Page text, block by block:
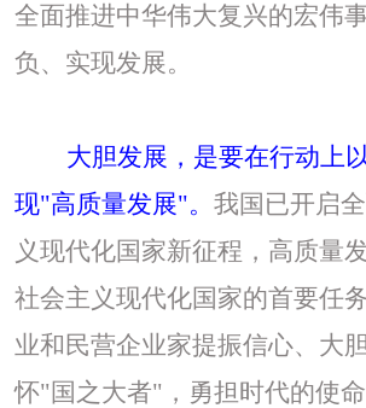
全面推进中华伟大复兴的宏伟
负、实现发展。
大胆发展，是要在行动上
现"高质量发展"。 我国已开启
义现代化国家新征程，高质量
社会主义现代化国家的首要任
业和民营企业家提振信心、大
怀"国之大者"，勇担时代的使命